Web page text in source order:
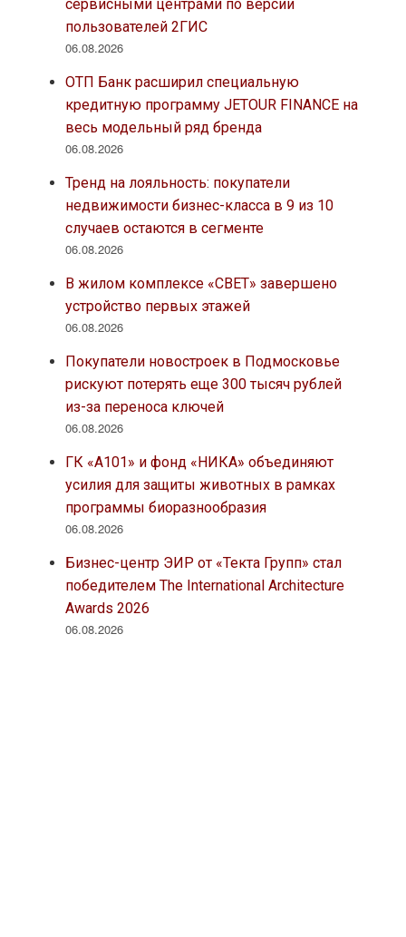
сервисными центрами по версии
пользователей 2ГИС
06.08.2026
ОТП Банк расширил специальную
кредитную программу JETOUR FINANCE на
весь модельный ряд бренда
06.08.2026
Тренд на лояльность: покупатели
недвижимости бизнес-класса в 9 из 10
случаев остаются в сегменте
06.08.2026
В жилом комплексе «СВЕТ» завершено
устройство первых этажей
06.08.2026
Покупатели новостроек в Подмосковье
рискуют потерять еще 300 тысяч рублей
из-за переноса ключей
06.08.2026
ГК «А101» и фонд «НИКА» объединяют
усилия для защиты животных в рамках
программы биоразнообразия
06.08.2026
Бизнес-центр ЭИР от «Текта Групп» стал
победителем The International Architecture
Awards 2026
06.08.2026